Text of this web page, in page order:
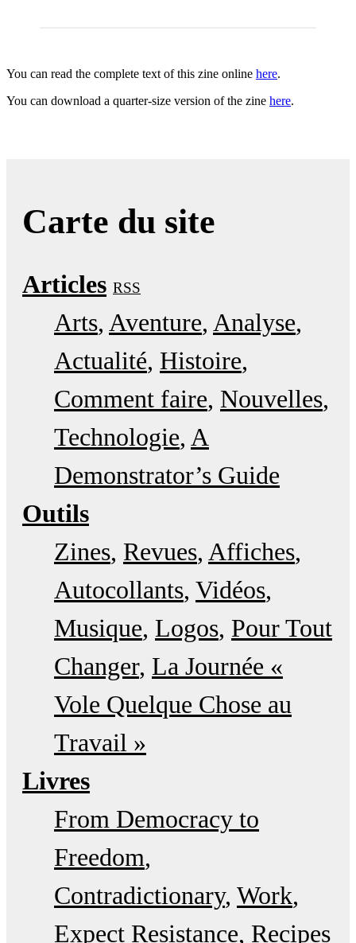
You can read the complete text of this zine online here.
You can download a quarter-size version of the zine here.
Carte du site
Articles RSS
Arts Aventure Analyse
Actualité Histoire
Comment faire Nouvelles
Technologie A
Demonstrator’s Guide
Outils
Zines Revues Affiches
Autocollants Vidéos
Musique Logos Pour Tout
Changer La Journée «
Vole Quelque Chose au
Travail »
Livres
From Democracy to
Freedom
Contradictionary Work
Expect Resistance Recipes